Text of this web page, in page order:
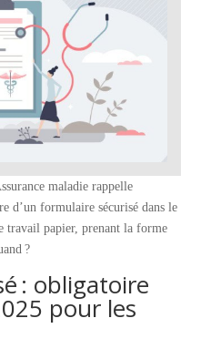
maladie rappelle
d’un formulaire sécurisé dans le
travail papier, prenant la forme
?
: obligatoire
pour les